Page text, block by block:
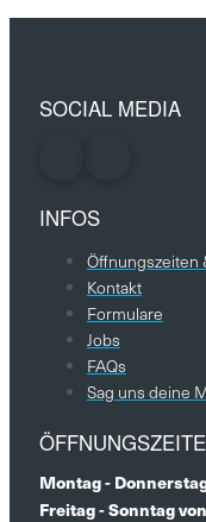
SOCIAL MEDIA
INFOS
Öffnungszeiten
Kontakt
Formulare
Jobs
FAQs
Sag uns deine
Montag -
Freitag - Sonntag